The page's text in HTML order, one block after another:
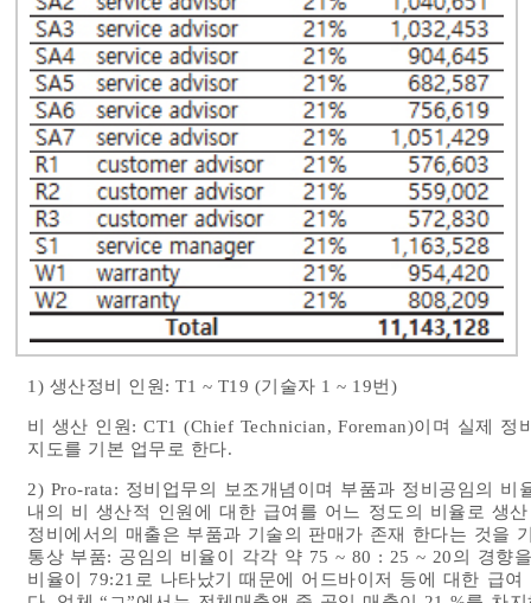
1) 생산정비 인원: T1 ~ T19 (기술자 1 ~ 19번)
비 생산 인원: CT1 (Chief Technician, Foreman)이며 실제
지도를 기본 업무로 한다.
2) Pro-rata: 정비업무의 보조개념이며 부품과 정비공임의
내의 비 생산적 인원에 대한 급여를 어느 정도의 비율로 생
정비에서의 매출은 부품과 기술의 판매가 존재 한다는 것을
통상 부품: 공임의 비율이 각각 약 75 ~ 80 : 25 ~ 20의 경향
비율이 79:21로 나타났기 때문에 어드바이저 등에 대한 급